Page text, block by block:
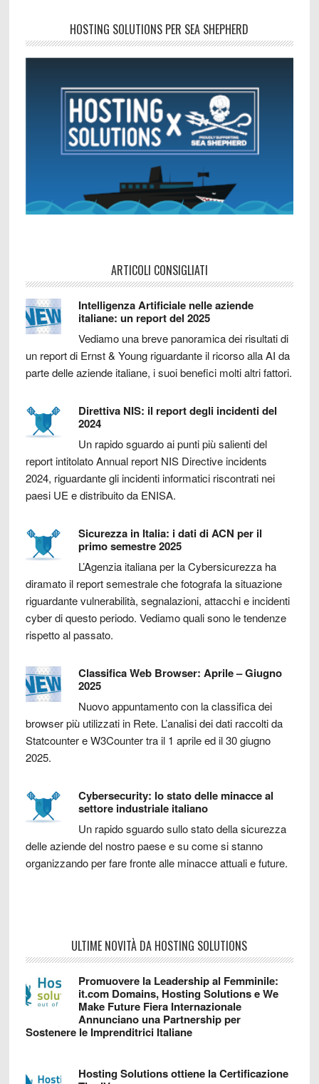
HOSTING SOLUTIONS PER SEA SHEPHERD
ARTICOLI CONSIGLIATI
Intelligenza Artificiale nelle aziende
italiane: un report del 2025
Vediamo una breve panoramica dei risultati di
un report di Ernst & Young riguardante il ricorso alla AI da
parte delle aziende italiane, i suoi benefici molti altri fattori.
Direttiva NIS: il report degli incidenti del
2024
Un rapido sguardo ai punti più salienti del
report intitolato Annual report NIS Directive incidents
2024, riguardante gli incidenti informatici riscontrati nei
paesi UE e distribuito da ENISA.
Sicurezza in Italia: i dati di ACN per il
primo semestre 2025
L’Agenzia italiana per la Cybersicurezza ha
diramato il report semestrale che fotografa la situazione
riguardante vulnerabilità, segnalazioni, attacchi e incidenti
cyber di questo periodo. Vediamo quali sono le tendenze
rispetto al passato.
Classifica Web Browser: Aprile – Giugno
2025
Nuovo appuntamento con la classifica dei
browser più utilizzati in Rete. L’analisi dei dati raccolti da
Statcounter e W3Counter tra il 1 aprile ed il 30 giugno
2025.
Cybersecurity: lo stato delle minacce al
settore industriale italiano
Un rapido sguardo sullo stato della sicurezza
delle aziende del nostro paese e su come si stanno
organizzando per fare fronte alle minacce attuali e future.
ULTIME NOVITÀ DA HOSTING SOLUTIONS
Promuovere la Leadership al Femminile:
it.com Domains, Hosting Solutions e We
Make Future Fiera Internazionale
Annunciano una Partnership per
Sostenere le Imprenditrici Italiane
Hosting Solutions ottiene la Certificazione